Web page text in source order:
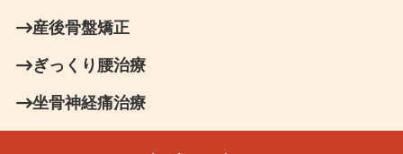
産後骨盤矯正
ぎっくり腰治療
坐骨神経痛治療